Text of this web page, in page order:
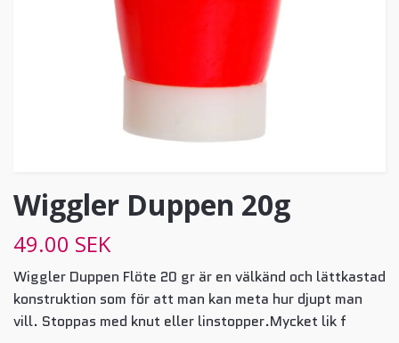
Wiggler Duppen 20g
49.00 SEK
Wiggler Duppen Flöte 20 gr är en välkänd och lättkastad
konstruktion som för att man kan meta hur djupt man
vill. Stoppas med knut eller linstopper.Mycket lik f